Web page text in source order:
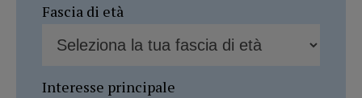
Fascia di età
Interesse principale